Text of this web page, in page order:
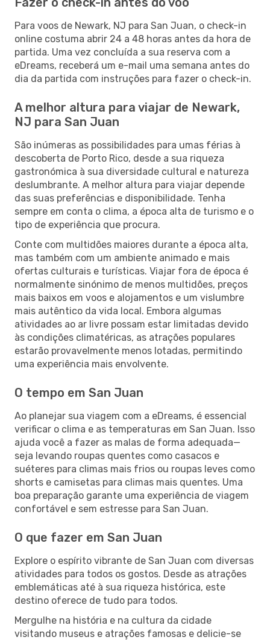
Para voos de Newark, NJ para San Juan, o check-in
online costuma abrir 24 a 48 horas antes da hora de
partida. Uma vez concluída a sua reserva com a
eDreams, receberá um e-mail uma semana antes do
dia da partida com instruções para fazer o check-in.
A melhor altura para viajar de Newark,
NJ para San Juan
São inúmeras as possibilidades para umas férias à
descoberta de Porto Rico, desde a sua riqueza
gastronómica à sua diversidade cultural e natureza
deslumbrante. A melhor altura para viajar depende
das suas preferências e disponibilidade. Tenha
sempre em conta o clima, a época alta de turismo e o
tipo de experiência que procura.
Conte com multidões maiores durante a época alta,
mas também com um ambiente animado e mais
ofertas culturais e turísticas. Viajar fora de época é
normalmente sinónimo de menos multidões, preços
mais baixos em voos e alojamentos e um vislumbre
mais autêntico da vida local. Embora algumas
atividades ao ar livre possam estar limitadas devido
às condições climatéricas, as atrações populares
estarão provavelmente menos lotadas, permitindo
uma experiência mais envolvente.
O tempo em San Juan
Ao planejar sua viagem com a eDreams, é essencial
verificar o clima e as temperaturas em San Juan. Isso
ajuda você a fazer as malas de forma adequada—
seja levando roupas quentes como casacos e
suéteres para climas mais frios ou roupas leves como
shorts e camisetas para climas mais quentes. Uma
boa preparação garante uma experiência de viagem
confortável e sem estresse para San Juan.
O que fazer em San Juan
Explore o espírito vibrante de San Juan com diversas
atividades para todos os gostos. Desde as atrações
emblemáticas até à sua riqueza histórica, este
destino oferece de tudo para todos.
Mergulhe na história e na cultura da cidade
visitando museus e atrações famosas e delicie-se